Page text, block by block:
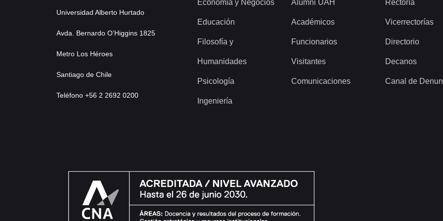
Universidad Alberto Hurtado
Avda. Bernardo O’Higgins 1825
Metro Los Héroes
Santiago de Chile
Teléfono +56 2 2692 0200
Economía y Negocios
Educación
Filosofía y
Humanidades
Psicología
Ingeniería
Alumni UAH
Académicos
Funcionarios
Visitantes
Comunicaciones
Rectoría
Vicerrectorías
Directorio
Decanos
Canal de